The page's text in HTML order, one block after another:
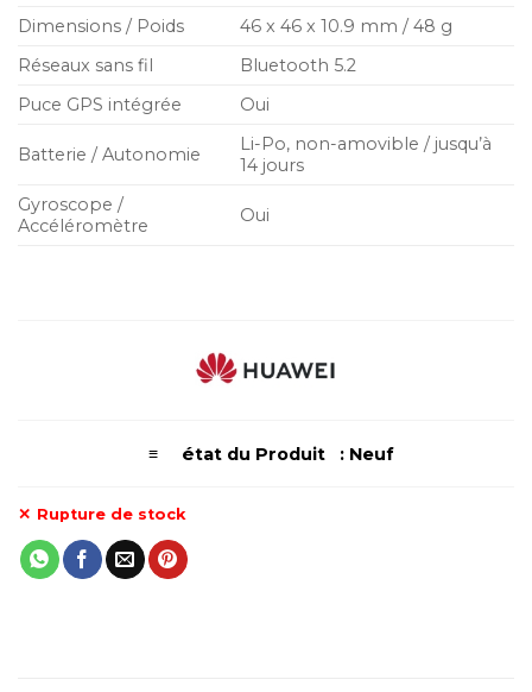
Dimensions / Poids
46 x 46 x 10.9 mm / 48 g
Réseaux sans fil
Bluetooth 5.2
Puce GPS intégrée
Oui
Batterie / Autonomie
Li-Po, non-amovible / jusqu’à
14 jours
Gyroscope /
Accéléromètre
Oui
≡ état du Produit : Neuf
Rupture de stock